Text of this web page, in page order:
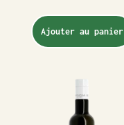
Ajouter au panier